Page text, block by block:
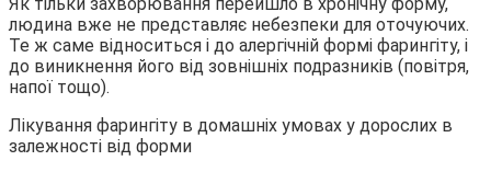
людина вже не представляє небезпеки для оточуючих.
Те ж саме відноситься і до алергічній формі фарингіту, і
до виникнення його від зовнішніх подразників (повітря,
напої тощо).
Лікування фарингіту в домашніх умовах у дорослих в
залежності від форми